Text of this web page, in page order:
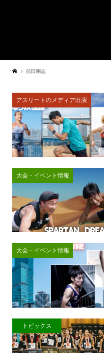
前田剛志
アスリートのメディア出演
大会・イベント情報
大会・イベント情報
トピックス